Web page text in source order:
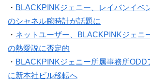
・ BLACKPINKジェニー、レイバンイベ
のシャネル腕時計が話題に
・ ネットユーザー、BLACKPINKジェニ
の熱愛説に否定的
・ BLACKPINKジェニー所属事務所ODD
に新本社ビル移転へ